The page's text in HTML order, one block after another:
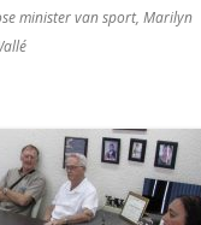
minister van sport, Marilyn